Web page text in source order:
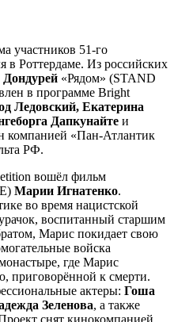
участников 51-го
в Роттердаме. Из российских
«Рядом» (STAND
в программе Bright
Ледовский, Екатерина
Дапкунайте и
компанией «Пан-Атлантик
РФ.
вошёл фильм
Марии Игнатенко.
во время нацистской
воспитанный старшим
Марис покидает свою
войска
где Марис
приговорённой к смерти.
актеры: Гоша
Зеленова, а также
снят кинокомпанией